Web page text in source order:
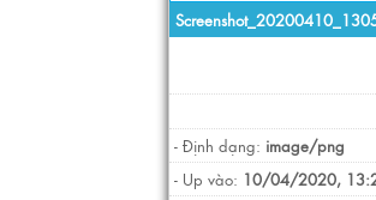
- Định dạng: image/png
- Up vào: 10/04/2020,